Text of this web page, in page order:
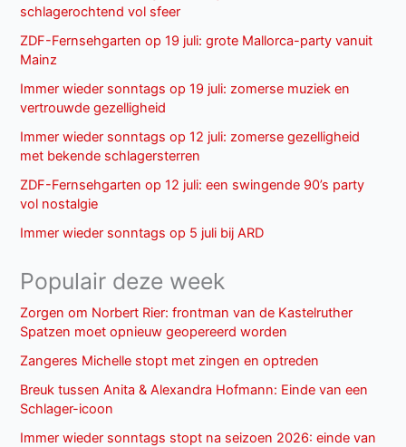
schlagerochtend vol sfeer
ZDF-Fernsehgarten op 19 juli: grote Mallorca-party vanuit
Mainz
Immer wieder sonntags op 19 juli: zomerse muziek en
vertrouwde gezelligheid
Immer wieder sonntags op 12 juli: zomerse gezelligheid
met bekende schlagersterren
ZDF-Fernsehgarten op 12 juli: een swingende 90’s party
vol nostalgie
Immer wieder sonntags op 5 juli bij ARD
Populair deze week
Zorgen om Norbert Rier: frontman van de Kastelruther
Spatzen moet opnieuw geopereerd worden
Zangeres Michelle stopt met zingen en optreden
Breuk tussen Anita & Alexandra Hofmann: Einde van een
Schlager-icoon
Immer wieder sonntags stopt na seizoen 2026: einde van